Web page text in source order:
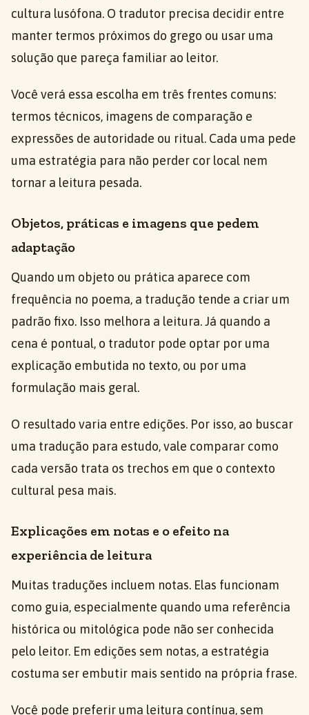
cultura lusófona. O tradutor precisa decidir entre
manter termos próximos do grego ou usar uma
solução que pareça familiar ao leitor.
Você verá essa escolha em três frentes comuns:
termos técnicos, imagens de comparação e
expressões de autoridade ou ritual. Cada uma pede
uma estratégia para não perder cor local nem
tornar a leitura pesada.
Objetos, práticas e imagens que pedem
adaptação
Quando um objeto ou prática aparece com
frequência no poema, a tradução tende a criar um
padrão fixo. Isso melhora a leitura. Já quando a
cena é pontual, o tradutor pode optar por uma
explicação embutida no texto, ou por uma
formulação mais geral.
O resultado varia entre edições. Por isso, ao buscar
uma tradução para estudo, vale comparar como
cada versão trata os trechos em que o contexto
cultural pesa mais.
Explicações em notas e o efeito na
experiência de leitura
Muitas traduções incluem notas. Elas funcionam
como guia, especialmente quando uma referência
histórica ou mitológica pode não ser conhecida
pelo leitor. Em edições sem notas, a estratégia
costuma ser embutir mais sentido na própria frase.
Você pode preferir uma leitura contínua, sem